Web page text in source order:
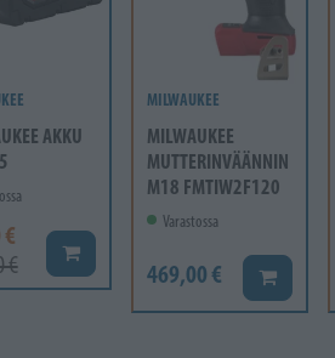
AKKU
€ Lisää koriin
MILWAUKEE
MILWAUKEE
MUTTERINVÄÄNNIN
M18 FMTIW2F120
Varastossa
469,00 € Lisää koriin